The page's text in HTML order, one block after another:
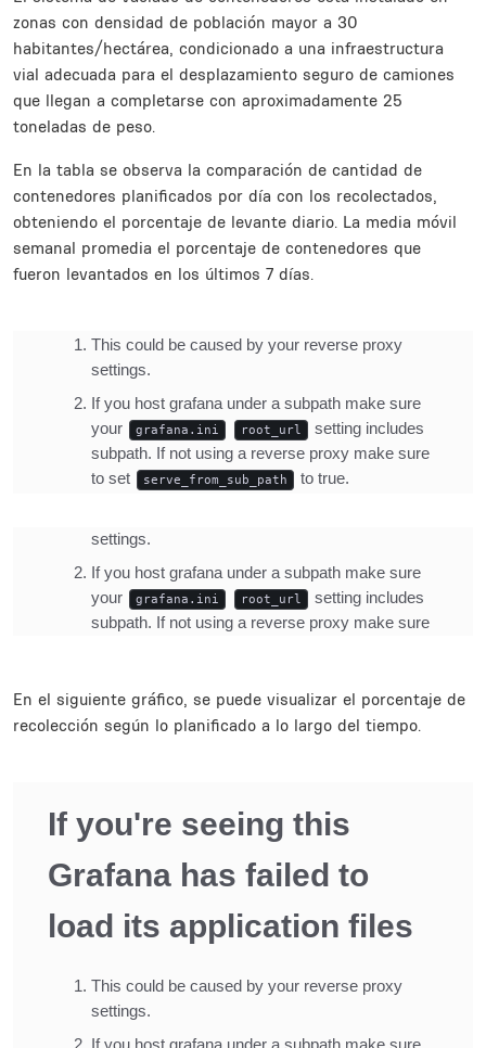
zonas con densidad de población mayor a 30
habitantes/hectárea, condicionado a una infraestructura
vial adecuada para el desplazamiento seguro de camiones
que llegan a completarse con aproximadamente 25
toneladas de peso.
En la tabla se observa la comparación de cantidad de
contenedores planificados por día con los recolectados,
obteniendo el porcentaje de levante diario. La media móvil
semanal promedia el porcentaje de contenedores que
fueron levantados en los últimos 7 días.
En el siguiente gráfico, se puede visualizar el porcentaje de
recolección según lo planificado a lo largo del tiempo.